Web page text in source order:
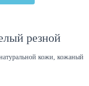
резной
кожи, кожаный